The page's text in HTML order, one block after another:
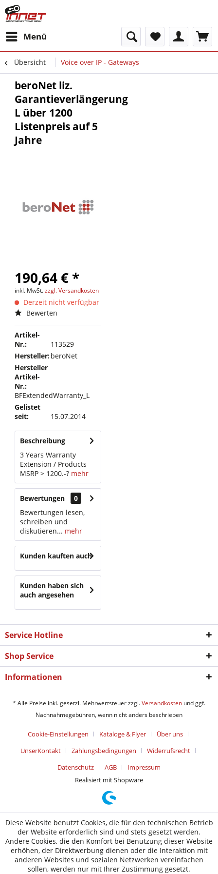
Menü
Übersicht Voice over IP - Gateways
beroNet liz.
Garantieverlängerung
L über 1200
Listenpreis auf 5
Jahre
190,64 € *
inkl. MwSt.zzgl. Versandkosten
Derzeit nicht verfügbar
Bewerten
Artikel-
Nr.:
113529
Hersteller:beroNet
Hersteller
Artikel-
Nr.:
BFExtendedWarranty_L
Gelistet
seit:
15.07.2014
Beschreibung
3 Years Warranty
Extension / Products
MSRP > 1200.-? mehr
Bewertungen
0
Bewertungen lesen,
schreiben und
diskutieren... mehr
Kunden kauften auch
Kunden haben sich
auch angesehen
Service Hotline
Shop Service
Informationen
* Alle Preise inkl. gesetzl. Mehrwertsteuer zzgl.Versandkosten und ggf.
Nachnahmegebühren, wenn nicht anders beschrieben
Cookie-Einstellungen Kataloge & Flyer
Über uns
UnserKontakt
Zahlungsbedingungen
Widerrufsrecht
Datenschutz
AGB
Impressum
Realisiert mit Shopware
Diese Website benutzt Cookies, die für den technischen Betrieb
der Website erforderlich sind und stets gesetzt werden.
Andere Cookies, die den Komfort bei Benutzung dieser Website
erhöhen, der Direktwerbung dienen oder die Interaktion mit
anderen Websites und sozialen Netzwerken vereinfachen
sollen, werden nur mit Ihrer Zustimmung gesetzt.